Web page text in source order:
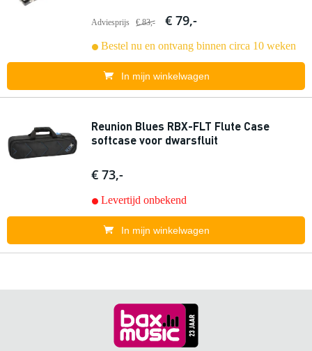
Adviesprijs € 83,- € 79,-
Bestel nu en ontvang binnen circa 10 weken
In mijn winkelwagen
Reunion Blues RBX-FLT Flute Case
softcase voor dwarsfluit
€ 73,-
Levertijd onbekend
In mijn winkelwagen